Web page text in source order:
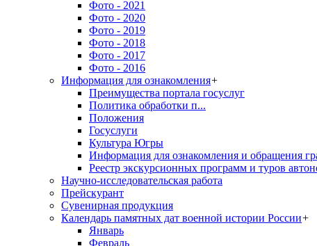
Фото - 2021
Фото - 2020
Фото - 2019
Фото - 2018
Фото - 2017
Фото - 2016
Информация для ознакомления+
Преимущества портала госуслуг
Политика обработки п...
Положения
Госуслуги
Культура Югры
Информация для ознакомления и обращения
Реестр экскурсионных программ и туров
Научно-исследовательская работа
Прейскурант
Сувенирная продукция
Календарь памятных дат военной истории России+
Январь
Февраль